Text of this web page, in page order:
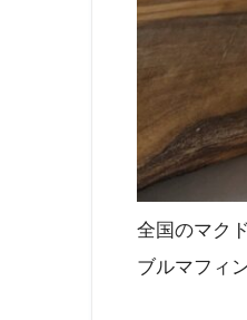
全国のマク
ブルマフィ